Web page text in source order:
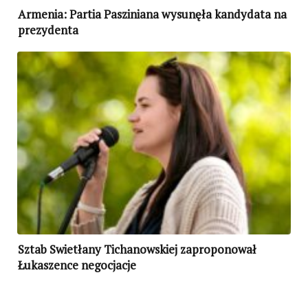
Armenia: Partia Pasziniana wysunęła kandydata na
prezydenta
Sztab Swietłany Tichanowskiej zaproponował
Łukaszence negocjacje